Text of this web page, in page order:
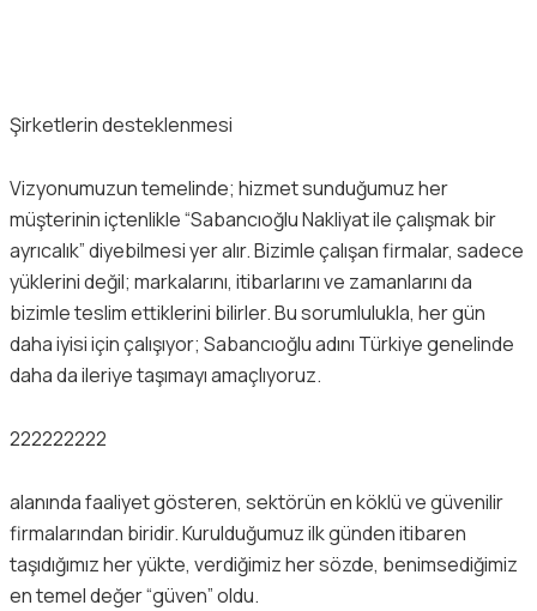
Şirketlerin desteklenmesi
Vizyonumuzun temelinde; hizmet sunduğumuz her
müşterinin içtenlikle “Sabancıoğlu Nakliyat ile çalışmak bir
ayrıcalık” diyebilmesi yer alır. Bizimle çalışan firmalar, sadece
yüklerini değil; markalarını, itibarlarını ve zamanlarını da
bizimle teslim ettiklerini bilirler. Bu sorumlulukla, her gün
daha iyisi için çalışıyor; Sabancıoğlu adını Türkiye genelinde
daha da ileriye taşımayı amaçlıyoruz.
222222222
alanında faaliyet gösteren, sektörün en köklü ve güvenilir
firmalarından biridir. Kurulduğumuz ilk günden itibaren
taşıdığımız her yükte, verdiğimiz her sözde, benimsediğimiz
en temel değer “güven” oldu.